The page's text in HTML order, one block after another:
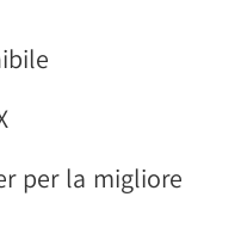
per la migliore